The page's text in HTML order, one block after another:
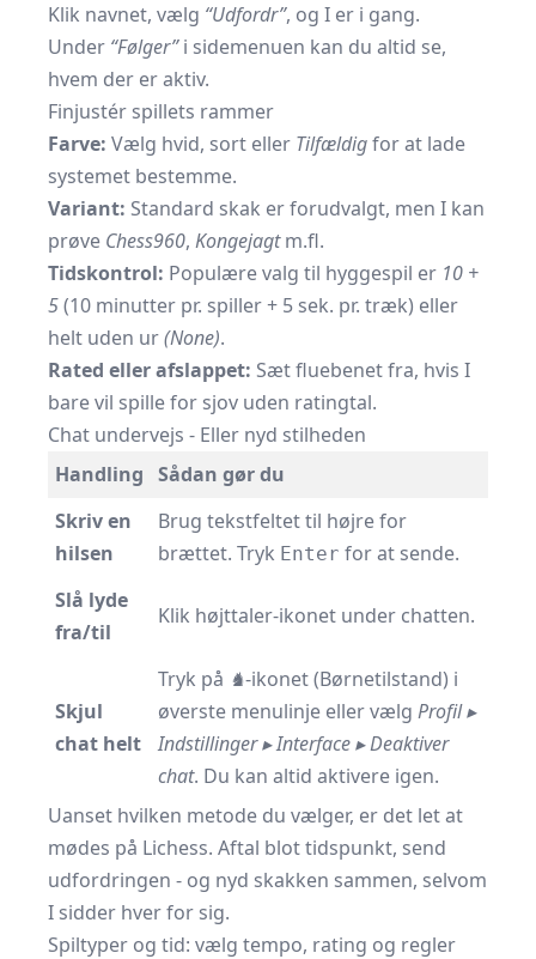
Klik navnet, vælg “Udfordr”, og I er i gang.
Under “Følger”i sidemenuen kan du altid se,
hvem der er aktiv.
Finjustér spillets rammer
Farve: Vælg hvid, sort eller Tilfældigfor at lade
systemet bestemme.
Variant: Standard skak er forudvalgt, men I kan
prøve Chess960, Kongejagtm.fl.
Tidskontrol: Populære valg til hyggespil er 10 +
5(10 minutter pr. spiller + 5 sek. pr. træk) eller
helt uden ur(None).
Rated eller afslappet: Sæt fluebenet fra, hvis I
bare vil spille for sjov uden ratingtal.
Chat undervejs - Eller nyd stilheden
Handling Sådan gør du
Skriv en
hilsen
Brug tekstfeltet til højre for
brættet. Tryk Enter for at sende.
Slå lyde
fra/til
Klik højttaler-ikonet under chatten.
Skjul
chat helt
Tryk på ♞-ikonet (Børnetilstand) i
øverste menulinje eller vælg Profil ▸
Indstillinger ▸ Interface ▸ Deaktiver
chat. Du kan altid aktivere igen.
Uanset hvilken metode du vælger, er det let at
mødes på Lichess. Aftal blot tidspunkt, send
udfordringen - og nyd skakken sammen, selvom
I sidder hver for sig.
Spiltyper og tid: vælg tempo, rating og regler